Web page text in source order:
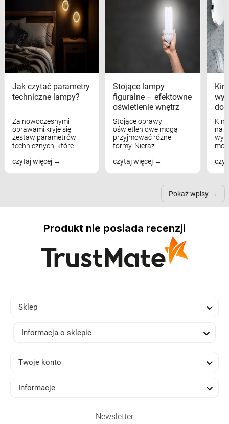
Jak czytać parametry
techniczne lampy?
Za nowoczesnymi
oprawami kryje się
zestaw parametrów
technicznych, które
bezpośrednio wpływają
na komfort widzenia,
czytaj więcej
Stojące lampy
figuralne – efektowne
oświetlenie wnętrz
Stojące oprawy
oświetleniowe mogą
przyjmować różne
formy. Nieraz
wspominaliśmy już
modele na łukowych
nich może przydać się w
czytaj więcej
na
Pokaż wpisy
Produkt nie posiada recenzji
Sklep 
Informacja o sklepie 
Twoje konto 
Informacje 
Newsletter